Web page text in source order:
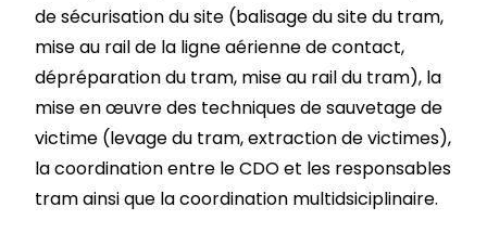
de sécurisation du site (balisage du site du tram,
mise au rail de la ligne aérienne de contact,
dépréparation du tram, mise au rail du tram), la
mise en œuvre des techniques de sauvetage de
victime (levage du tram, extraction de victimes),
la coordination entre le CDO et les responsables
tram ainsi que la coordination multidsiciplinaire.